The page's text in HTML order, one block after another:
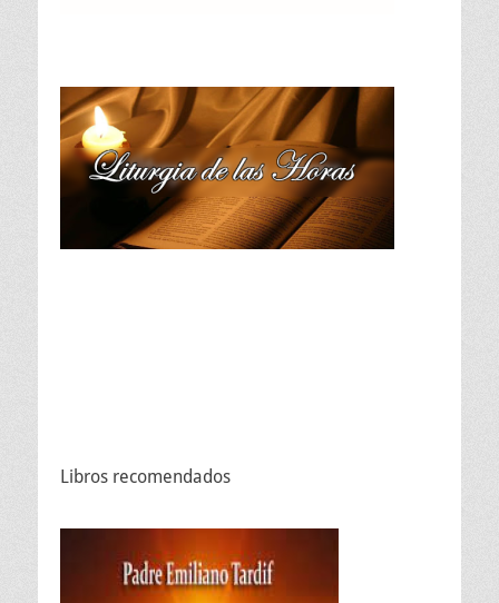
Libros recomendados